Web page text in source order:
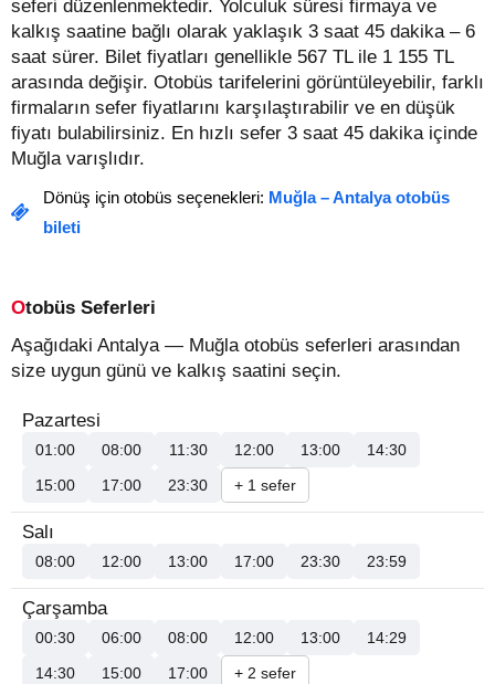
seferi düzenlenmektedir. Yolculuk süresi firmaya ve
kalkış saatine bağlı olarak yaklaşık 3 saat 45 dakika – 6
saat sürer. Bilet fiyatları genellikle 567 TL ile 1 155 TL
arasında değişir. Otobüs tarifelerini görüntüleyebilir, farklı
firmaların sefer fiyatlarını karşılaştırabilir ve en düşük
fiyatı bulabilirsiniz. En hızlı sefer 3 saat 45 dakika içinde
Muğla varışlıdır.
Dönüş için otobüs seçenekleri: Muğla – Antalya otobüs
bileti
Otobüs Seferleri
Aşağıdaki Antalya — Muğla otobüs seferleri arasından
size uygun günü ve kalkış saatini seçin.
Pazartesi
01:00 08:00 11:30 12:00 13:00
14:30
15:00
17:00 23:30 + 1 sefer
Salı
08:00 12:00 13:00 17:00 23:30 23:59
Çarşamba
00:30 06:00 08:00 12:00 13:00
14:29
14:30
15:00 17:00 + 2 sefer